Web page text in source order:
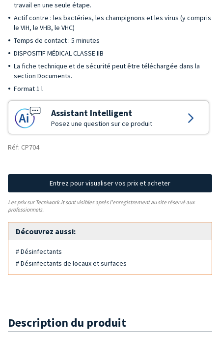
travail en une seule étape.
Actif contre : les bactéries, les champignons et les virus (y compris
le VIH, le VHB, le VHC)
Temps de contact : 5 minutes
DISPOSITIF MÉDICAL CLASSE IIB
La fiche technique et de sécurité peut être téléchargée dans la
section Documents.
Format 1 l
Assistant Intelligent
Posez une question sur ce produit
Réf: CP704
Entrez pour visualiser vos prix et acheter
Les prix sur Tecniwork.it sont visibles après l'enregistrement au site réservé aux
professionnels.
Découvrez aussi:
# Désinfectants
# Désinfectants de locaux et surfaces
Description du produit